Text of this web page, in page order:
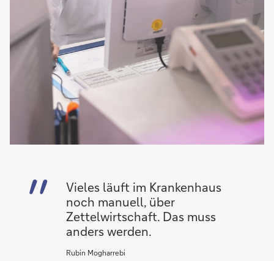
Vieles läuft im Krankenhaus
noch manuell, über
Zettelwirtschaft. Das muss
anders werden.
Rubin Mogharrebi